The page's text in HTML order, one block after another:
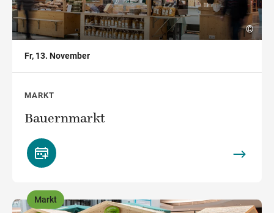
©
Fr, 13. November
MARKT
Bauernmarkt
,
Markt